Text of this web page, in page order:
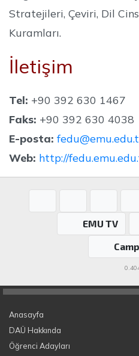
Stratejileri, Çeviri, Dil
Kuramları.
İletişim
Tel: +90 392 630 1467
Faks: +90 392 630 4038
E-posta:
Web: http://
EMU TV
Anasayfa
DAÜ Hakkında
Öğrenci Adayları